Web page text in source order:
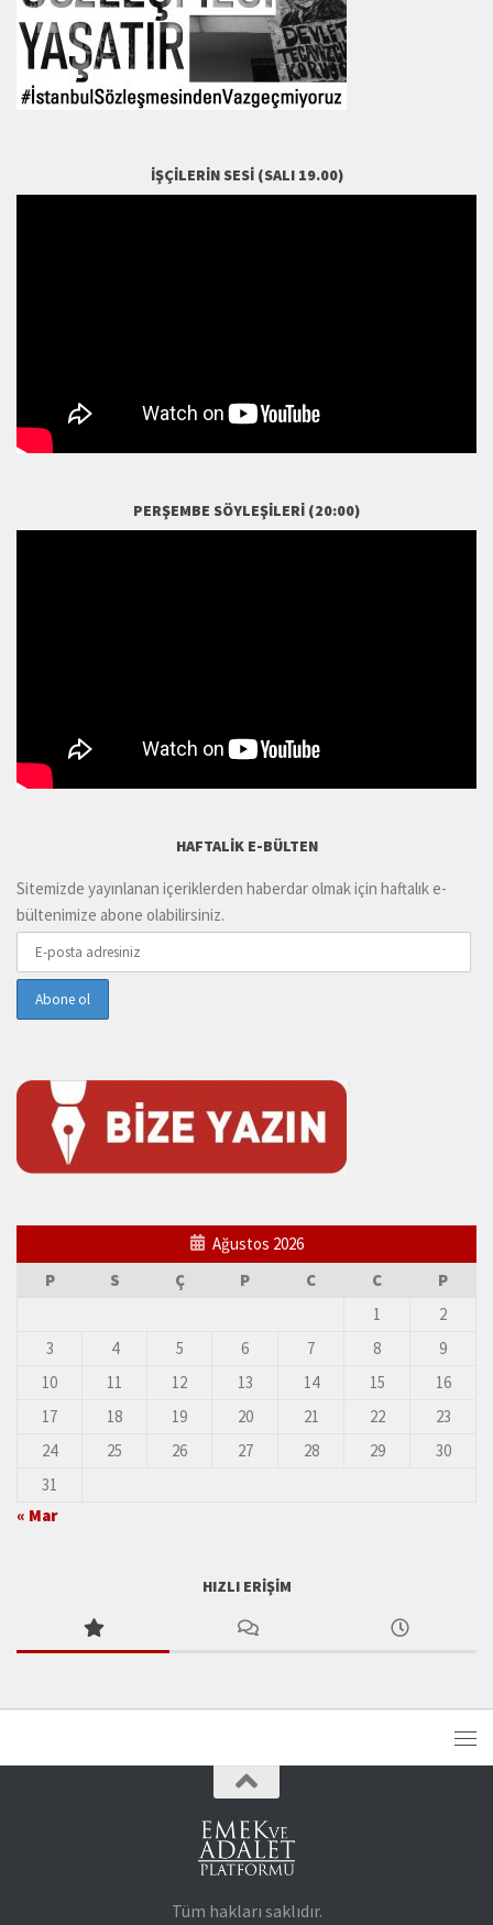
İŞÇILERIN SESI (SALI 19.00)
PERŞEMBE SÖYLEŞILERI (20:00)
HAFTALIK E-BÜLTEN
Sitemizde yayınlanan içeriklerden haberdar olmak için haftalık e-
bültenimize abone olabilirsiniz.
Ağustos 2026
P
S Ç P C C
P
1
2
3
4 5 6 7 8
9
10
11 12 13 14 15
16
17
18 19 20 21 22
23
24
25 26 27 28 29
30
31
« Mar
HIZLI ERIŞIM
Tüm hakları saklıdır.